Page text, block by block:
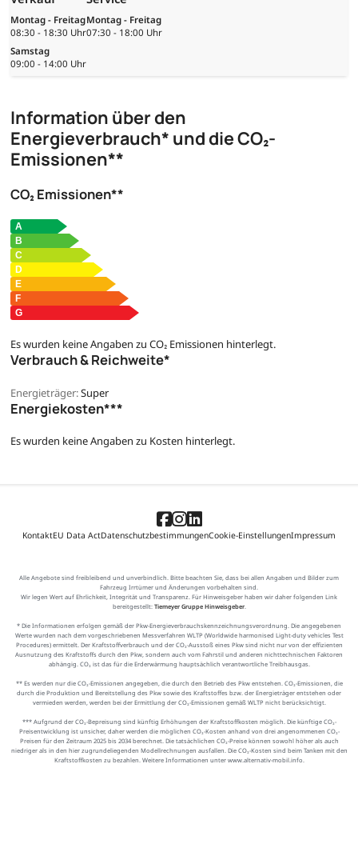
Montag - Freitag
08:30 - 18:30 Uhr
Samstag
09:00 - 14:00 Uhr
Montag - Freitag
07:30 - 18:00 Uhr
Information über den
Energieverbrauch* und die CO₂-
Emissionen**
CO₂ Emissionen**
Es wurden keine Angaben zu CO₂ Emissionen hinterlegt.
Verbrauch & Reichweite*
Energieträger:Super
Energiekosten***
Es wurden keine Angaben zu Kosten hinterlegt.
KontaktEU Data ActDatenschutzbestimmungenCookie-EinstellungenImpressum
Alle Angebote sind freibleibend und unverbindlich. Bitte beachten Sie, dass bei allen Angaben und Bilder zum
Fahrzeug Irrtümer und Änderungen vorbehalten sind.
Wir legen Wert auf Ehrlichkeit, Integrität und Transparenz. Für Hinweisgeber haben wir daher folgenden Link
bereitgestellt: Tiemeyer Gruppe Hinweisgeber.
* Die Informationen erfolgen gemäß der Pkw-Energieverbrauchskennzeichnungsverordnung. Die angegebenen
Werte wurden nach dem vorgeschriebenen Messverfahren WLTP (Worldwide harmonised Light-duty vehicles Test
Procedures) ermittelt. Der Kraftstoffverbrauch und der CO₂-Ausstoß eines Pkw sind nicht nur von der effizienten
Ausnutzung des Kraftstoffs durch den Pkw, sondern auch vom Fahrstil und anderen nichttechnischen Faktoren
abhängig. CO₂ ist das für die Erderwärmung hauptsächlich verantwortliche Treibhausgas.
** Es werden nur die CO₂-Emissionen angegeben, die durch den Betrieb des Pkw entstehen. CO₂-Emissionen, die
durch die Produktion und Bereitstellung des Pkw sowie des Kraftstoffes bzw. der Energieträger entstehen oder
vermieden werden, werden bei der Ermittlung der CO₂-Emissionen gemäß WLTP nicht berücksichtigt.
*** Aufgrund der CO₂-Bepreisung sind künftig Erhöhungen der Kraftstoffkosten möglich. Die künftige CO₂-
Preisentwicklung ist unsicher, daher werden die möglichen CO₂-Kosten anhand von drei angenommenen CO₂-
Preisen für den Zeitraum 2025 bis 2034 berechnet. Die tatsächlichen CO₂-Preise können sowohl höher als auch
niedriger als in den hier zugrundeliegenden Modellrechnungen ausfallen. Die CO₂-Kosten sind beim Tanken mit den
Kraftstoffkosten zu bezahlen. Weitere Informationen unter www.alternativ-mobil.info.